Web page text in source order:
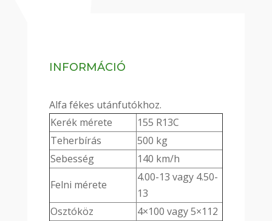
INFORMÁCIÓ
Alfa fékes utánfutókhoz.
Kerék mérete
155 R13C
Teherbírás
500 kg
Sebesség
140 km/h
Felni mérete
4.00-13 vagy 4.50-
13
Osztóköz
4×100 vagy 5×112